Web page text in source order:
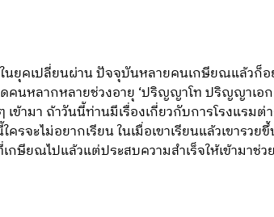
ในยุคเปลี่ยนผ่าน ปัจจุบันหลายคนเกษียณแล้วก็อ
คนหลากหลายช่วงอายุ ‘ปริญญาโท ปริญญาเอ
ามา ถ้าวันนี้ท่านมีเรื่องเกี่ยวกับการโรงแรมต่
จะไม่อยากเรียน ในเมื่อเขาเรียนแล้วเขารวยขึ้
ยณไปแล้วแต่ประสบความสำเร็จให้เข้ามาช่ว